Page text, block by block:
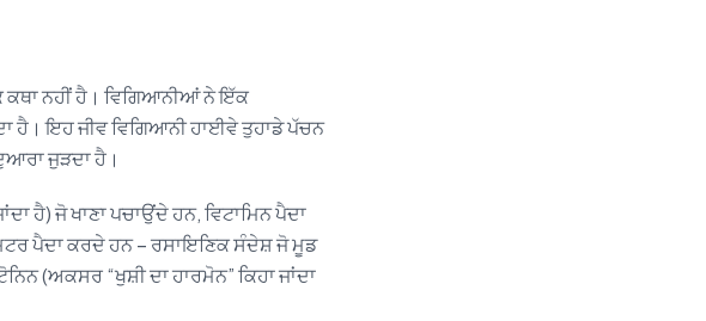
ਕਥਾ ਨਹੀਂ ਹੈ। ਵਿਗਿਆਨੀਆਂ ਨੇ ਇੱਕ
ਹੈ। ਇਹ ਜੀਵ ਵਿਗਿਆਨੀ ਹਾਈਵੇ ਤੁਹਾਡੇ ਪੱਚਨ
ਜੁੜਦਾ ਹੈ।
ਹੈ) ਜੋ ਖਾਣਾ ਪਚਾਉਂਦੇ ਹਨ, ਵਿਟਾਮਿਨ ਪੈਦਾ
ਪੈਦਾ ਕਰਦੇ ਹਨ – ਰਸਾਇਣਿਕ ਸੰਦੇਸ਼ ਜੋ ਮੂਡ
(ਅਕਸਰ “ਖੁਸ਼ੀ ਦਾ ਹਾਰਮੋਨ” ਕਿਹਾ ਜਾਂਦਾ